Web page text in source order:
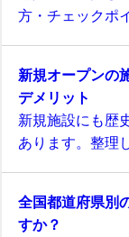
方・チェックポ
新規オープンの
デメリット
新規施設にも歴
あります。整理
全国都道府県別
すか？